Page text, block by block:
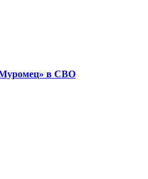
Муромец» в СВО